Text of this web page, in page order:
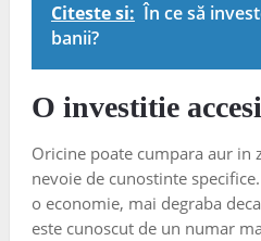
Citeste si: În ce să
banii?
O investitie
Oricine poate cumpara aur in
nevoie de cunostinte
o economie, mai degraba
este cunoscut de un numar